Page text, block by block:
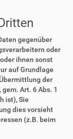
gegenüber
oder
ihnen sonst
auf Grundlage
der
Art. 6 Abs. 1
ist), Sie
dies vorsieht
(z.B. beim